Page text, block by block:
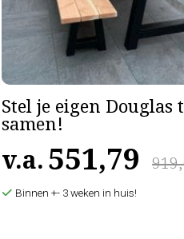
Stel je eigen
samen!
v.a.551,79
Binnen +- 3 weken in huis!